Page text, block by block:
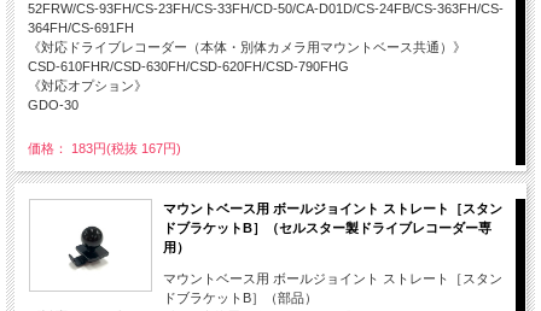
52FRW/CS-93FH/CS-23FH/CS-33FH/CD-50/CA-D01D/CS-24FB/CS-363FH/CS-
364FH/CS-691FH
《対応ドライブレコーダー（本体・別体カメラ用マウントベース共通）》
CSD-610FHR/CSD-630FH/CSD-620FH/CSD-790FHG
《対応オプション》
GDO-30
価格： 183円(税抜 167円)
マウントベース用 ボールジョイント ストレート［スタン
ドブラケットB］（セルスター製ドライブレコーダー専
用）
マウントベース用 ボールジョイント ストレート［スタン
ドブラケットB］（部品）